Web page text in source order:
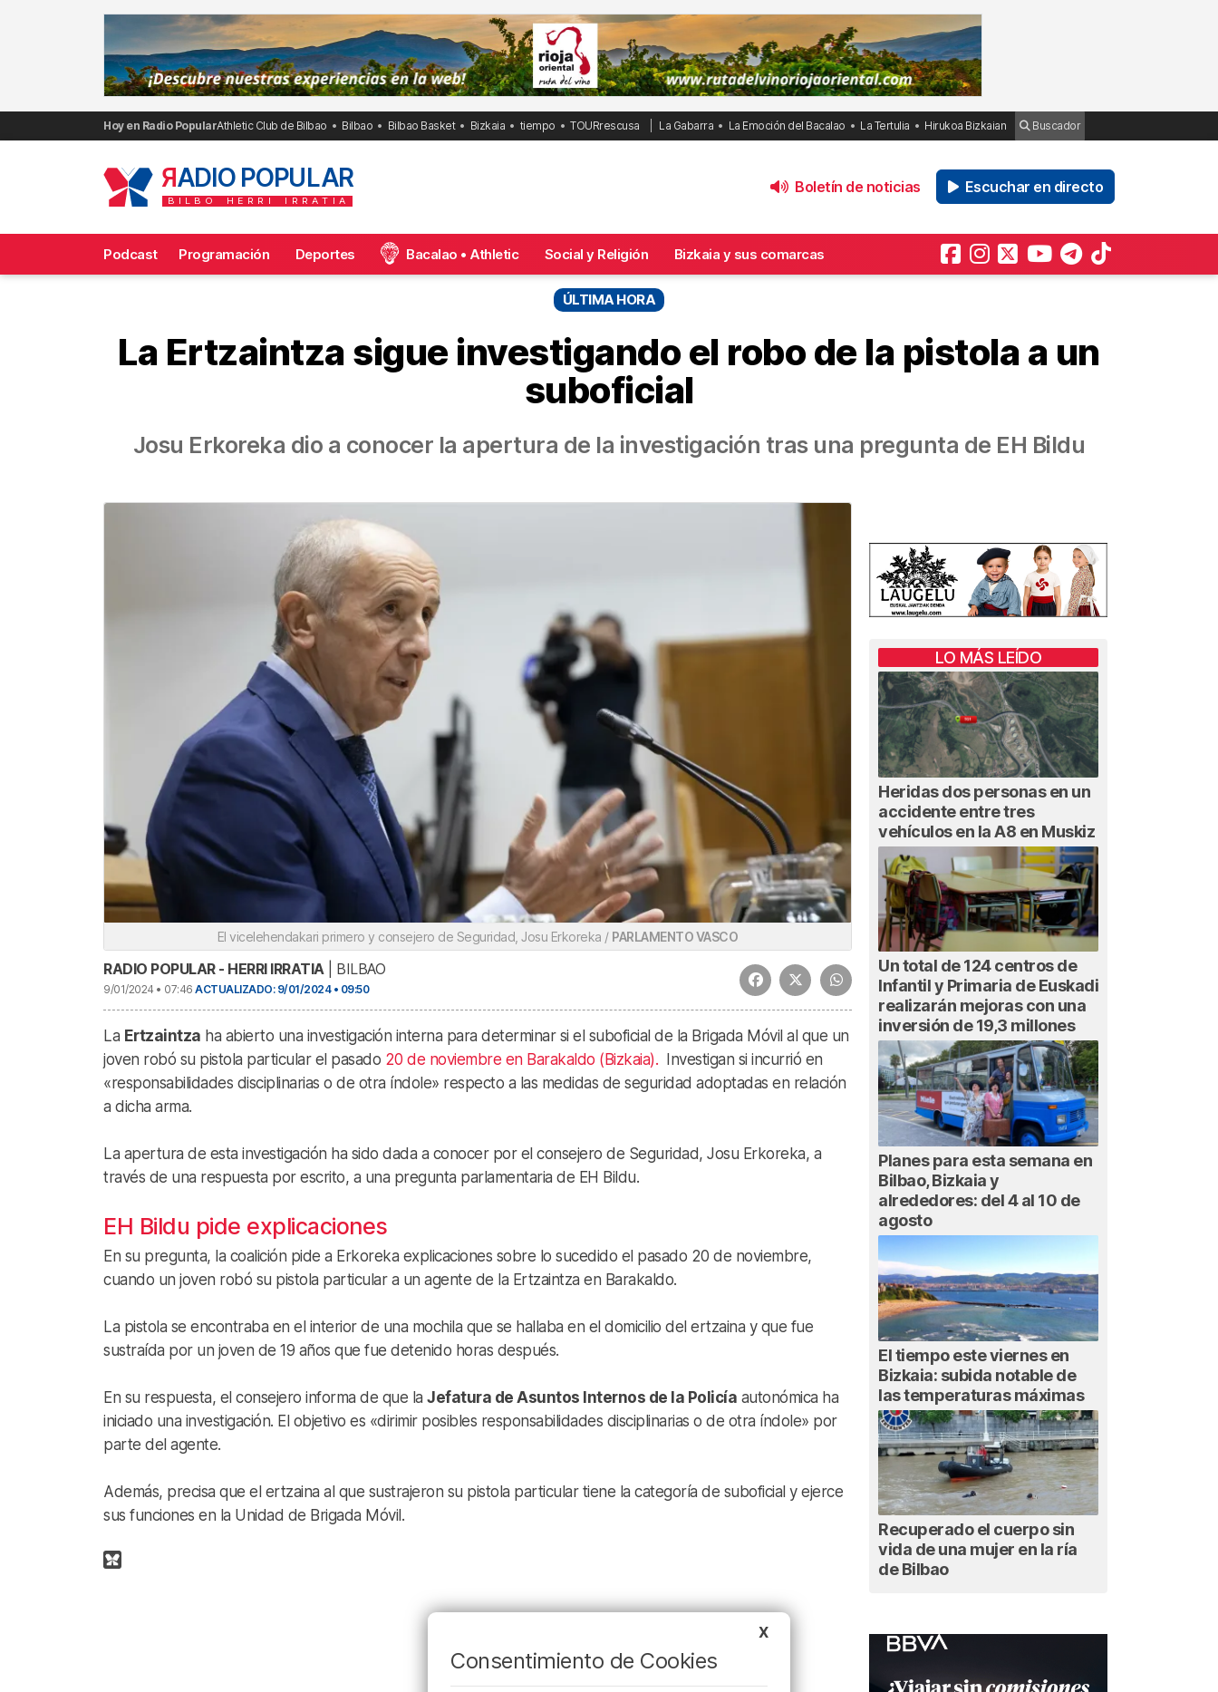
Hoy en Radio PopularAthletic Club de Bilbao Bilbao Bilbao Basket Bizkaia tiempo TOURrescusa La Gabarra La Emoción del Bacalao La Tertulia Hirukoa Bizkaian Buscador
RADIO POPULAR
BILBO HERRI IRRATIA
Boletín de noticias Escuchar en directo
Podcast Programación Deportes Bacalao • Athletic Social y Religión Bizkaia y sus comarcas
ÚLTIMA HORA
La Ertzaintza sigue investigando el robo de la pistola a un
suboficial
Josu Erkoreka dio a conocer la apertura de la investigación tras una pregunta de EH Bildu
El vicelehendakari primero y consejero de Seguridad, Josu Erkoreka / PARLAMENTO VASCO
RADIO POPULAR - HERRI IRRATIA| BILBAO
9/01/2024 • 07:46 ACTUALIZADO: 9/01/2024 • 09:50
La Ertzaintza ha abierto una investigación interna para determinar si el suboficial de la Brigada Móvil al que un
joven robó su pistola particular el pasado 20 de noviembre en Barakaldo (Bizkaia). Investigan si incurrió en
«responsabilidades disciplinarias o de otra índole» respecto a las medidas de seguridad adoptadas en relación
a dicha arma.
La apertura de esta investigación ha sido dada a conocer por el consejero de Seguridad, Josu Erkoreka, a
través de una respuesta por escrito, a una pregunta parlamentaria de EH Bildu.
EH Bildu pide explicaciones
En su pregunta, la coalición pide a Erkoreka explicaciones sobre lo sucedido el pasado 20 de noviembre,
cuando un joven robó su pistola particular a un agente de la Ertzaintza en Barakaldo.
La pistola se encontraba en el interior de una mochila que se hallaba en el domicilio del ertzaina y que fue
sustraída por un joven de 19 años que fue detenido horas después.
En su respuesta, el consejero informa de que la Jefatura de Asuntos Internos de la Policía autonómica ha
iniciado una investigación. El objetivo es «dirimir posibles responsabilidades disciplinarias o de otra índole» por
parte del agente.
Además, precisa que el ertzaina al que sustrajeron su pistola particular tiene la categoría de suboficial y ejerce
sus funciones en la Unidad de Brigada Móvil.
LO MÁS LEÍDO
Heridas dos personas en un
accidente entre tres
vehículos en la A8 en Muskiz
Un total de 124 centros de
Infantil y Primaria de Euskadi
realizarán mejoras con una
inversión de 19,3 millones
Planes para esta semana en
Bilbao, Bizkaia y
alrededores: del 4 al 10 de
agosto
El tiempo este viernes en
Bizkaia: subida notable de
las temperaturas máximas
Recuperado el cuerpo sin
vida de una mujer en la ría
de Bilbao
X
Consentimiento de Cookies